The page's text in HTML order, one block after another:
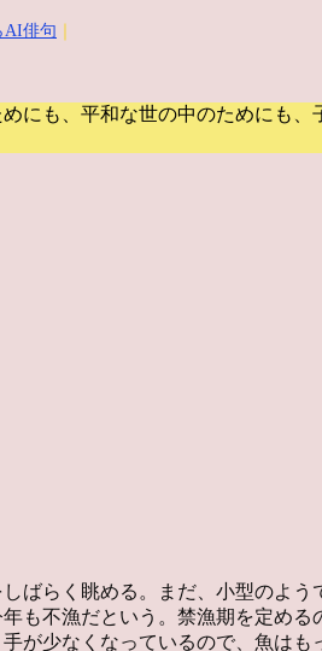
AI俳句
にも、平和な世の中のためにも、
ばらく眺める。まだ、小型のよう
も不漁だという。禁漁期を定める
が少なくなっているので、魚はも